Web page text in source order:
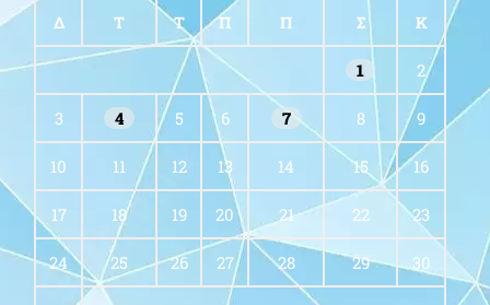
Δ Τ Τ Π Π Σ Κ
1 2
3 4 5 6 7 8 9
10 11 12 13 14 15 16
17 18 19 20 21 22 23
24 25 26 27 28 29 30